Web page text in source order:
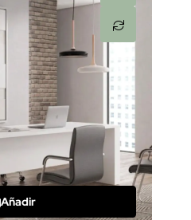
Añadir